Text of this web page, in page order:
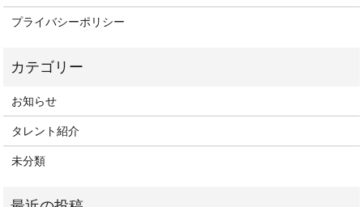
プライバシーポリシー
お知らせ
タレント紹介
未分類